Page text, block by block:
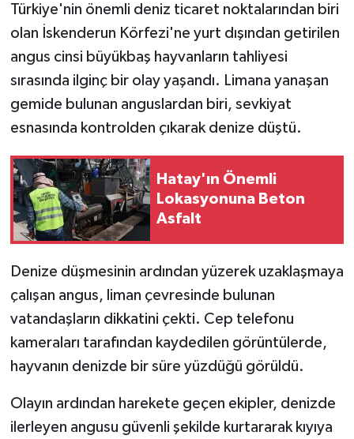
Türkiye'nin önemli deniz ticaret noktalarından biri
olan İskenderun Körfezi'ne yurt dışından getirilen
angus cinsi büyükbaş hayvanların tahliyesi
sırasında ilginç bir olay yaşandı. Limana yanaşan
gemide bulunan anguslardan biri, sevkiyat
esnasında kontrolden çıkarak denize düştü.
Hatay'ın Önemli
Lokasyonuna Beton
Asfalt
Denize düşmesinin ardından yüzerek uzaklaşmaya
çalışan angus, liman çevresinde bulunan
vatandaşların dikkatini çekti. Cep telefonu
kameraları tarafından kaydedilen görüntülerde,
hayvanın denizde bir süre yüzdüğü görüldü.
Olayın ardından harekete geçen ekipler, denizde
ilerleyen angusu güvenli şekilde kurtararak kıyıya